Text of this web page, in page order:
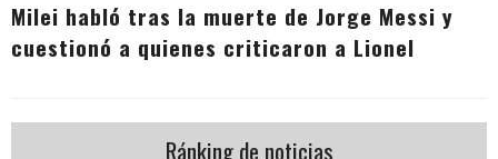
Milei habló tras la muerte de Jorge Messi y
cuestionó a quienes criticaron a Lionel
Ránking de noticias